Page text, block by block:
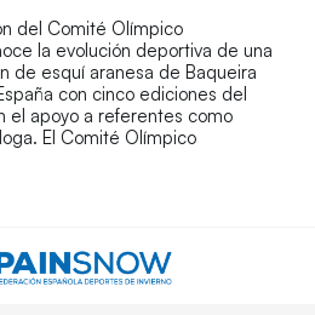
del Comité Olímpico
la evolución deportiva de una
de esquí aranesa de Baqueira
con cinco ediciones del
el apoyo a referentes como
El Comité Olímpico